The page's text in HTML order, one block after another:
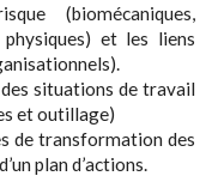
(biomécaniques,
physiques) et les liens
des situations de travail
et outillage)
de transformation des
plan d’actions.